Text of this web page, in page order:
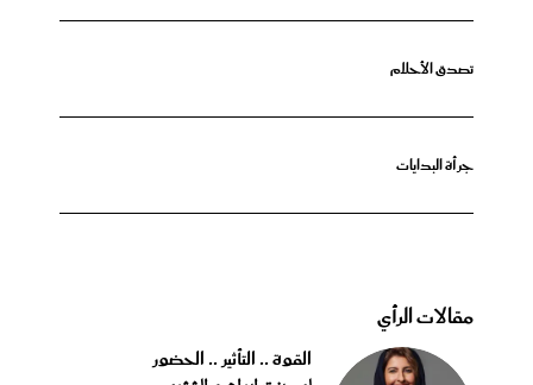
تصدق الأحلام
جرأة البدايات
مقالات الرأي
القوة .. التأثير .. الحضور